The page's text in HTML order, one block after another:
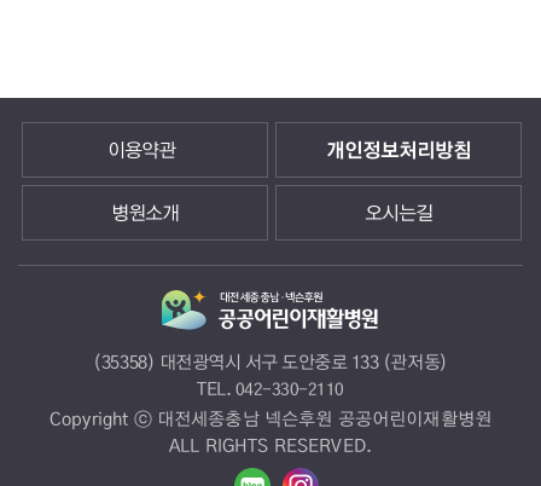
이용약관 개인정보처리방침
병원소개 오시는길
(35358) 대전광역시 서구 도안중로 133 (관저동)
TEL. 042-330-2110
Copyright ⓒ 대전세종충남 넥슨후원 공공어린이재활병원
ALL RIGHTS RESERVED.